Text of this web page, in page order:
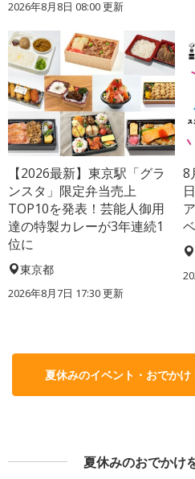
2026年8月8日 08:00更新
【2026最新】東京駅「グラ
ンスタ」限定弁当売上
TOP10を発表！芸能人御用
達の特製カレーが3年連続1
位に
東京都
2026年8月7日 17:30更新
8
夏休みのイベント・おでか
夏休みのおでかけ